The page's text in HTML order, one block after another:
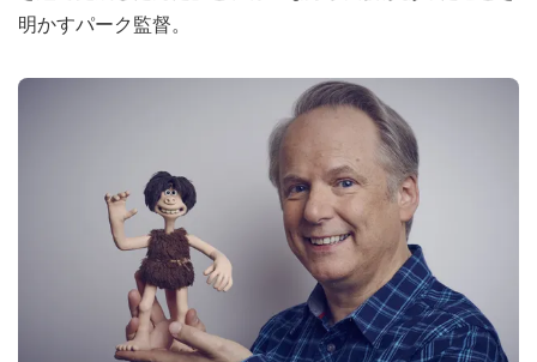
明かすパーク監督。